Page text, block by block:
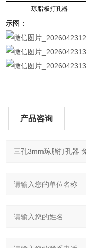
琼脂板打孔器
示图：
产品咨询